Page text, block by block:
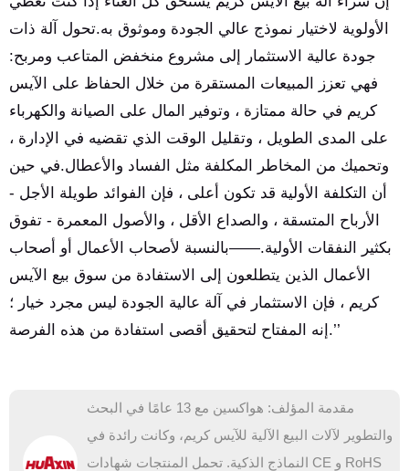
الأولوية لاختيار نموذج عالي الجودة وموثوق به.تحول آلة ذات
جودة عالية الاستثمار إلى مشروع منخفض المتاعب ومربح:
فهي تعزز المبيعات المستقرة من خلال الحفاظ على الآيس
كريم في حالة ممتازة ، وتوفير المال على الصيانة والكهرباء
على المدى الطويل ، وتقليل الوقت الذي تقضيه في الإدارة ،
وتحميك من المخاطر المكلفة مثل الفساد والأعطال.في حين
أن التكلفة الأولية قد تكون أعلى ، فإن الفوائد طويلة الأجل -
الأرباح المتسقة ، والصداع الأقل ، والأصول المعمرة - تفوق
بكثير النفقات الأولية.——بالنسبة لأصحاب الأعمال أو أصحاب
الأعمال الذين يتطلعون إلى الاستفادة من سوق بيع الآيس
كريم ، فإن الاستثمار في آلة عالية الجودة ليس مجرد خيار ؛
إنه المفتاح لتحقيق أقصى استفادة من هذه الفرصة.’’
مقدمة المؤلف: هواكسين مع 13 عامًا في البحث
والتطوير لآلات البيع الآلية للآيس كريم، وكانت رائدة في
النماذج الذكية. تحمل المنتجات شهادات CE و RoHS